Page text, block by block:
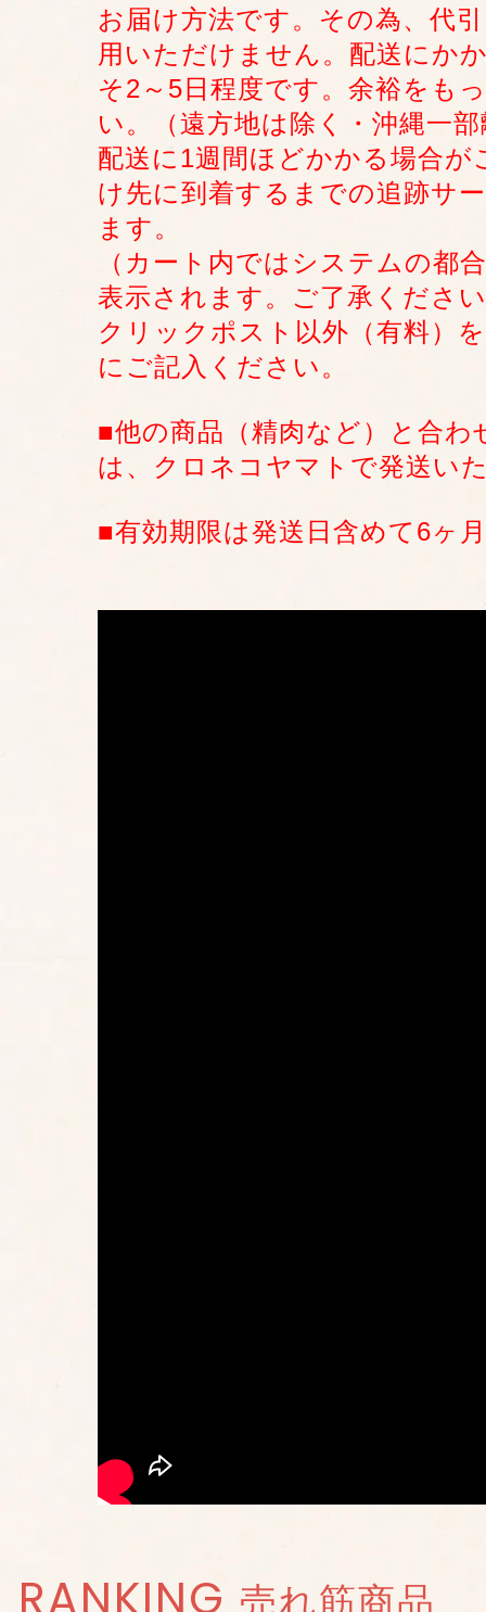
お届け方法です。その為、代
用いただけません。配送にか
そ2～5日程度です。余裕をも
い。（遠方地は除く・沖縄一
配送に1週間ほどかかる場合が
け先に到着するまでの追跡サ
ます。
（カート内ではシステムの都
表示されます。ご了承くださ
クリックポスト以外（有料）
にご記入ください。
■他の商品（精肉など）と合わ
は、クロネコヤマトで発送い
■有効期限は発送日含めて6ヶ
RANKING 売れ筋商品